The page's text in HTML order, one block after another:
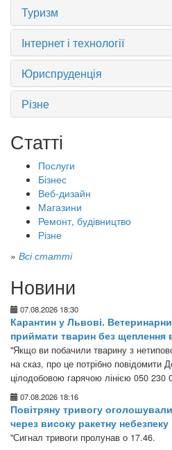
Туризм
Інтернет і технології
Юриспруденція
Різне
Статті
Послуги
Бізнес
Веб-дизайн
Магазини
Ремонт, будівництво
Різне
» Всі статті
Новини
07.08.2026 18:30
Карантин у Львові.
приймати тварин без щеплення
"Якщо ви побачили тварину з
на сказ, про це потрібно
цілодобовою гарячою лінією 050 230
07.08.2026 18:16
Повітряну тривогу
через високу ракетну небезпеку
"Сигнал тривоги пролунав о 17.46.